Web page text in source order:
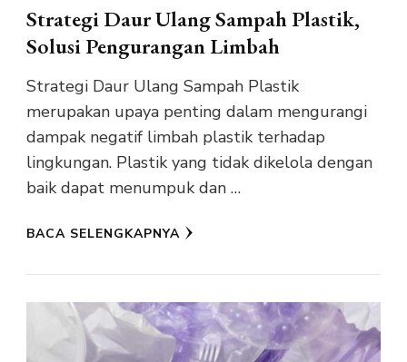
Strategi Daur Ulang Sampah Plastik,
Solusi Pengurangan Limbah
Strategi Daur Ulang Sampah Plastik
merupakan upaya penting dalam mengurangi
dampak negatif limbah plastik terhadap
lingkungan. Plastik yang tidak dikelola dengan
baik dapat menumpuk dan …
BACA SELENGKAPNYA